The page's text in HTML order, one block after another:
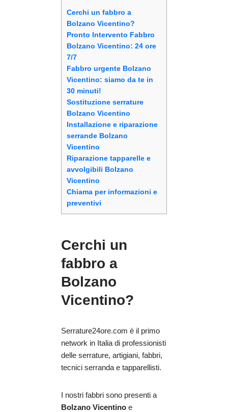
Cerchi un fabbro a
Bolzano Vicentino?
Pronto Intervento Fabbro
Bolzano Vicentino: 24 ore
7/7
Fabbro urgente Bolzano
Vicentino: siamo da te in
30 minuti!
Sostituzione serrature
Bolzano Vicentino
Installazione e riparazione
serrande Bolzano
Vicentino
Riparazione tapparelle e
avvolgibili Bolzano
Vicentino
Chiama per informazioni e
preventivi
Cerchi un
fabbro a
Bolzano
Vicentino?
Serrature24ore.com è il primo
network in Italia di professionisti
delle serrature, artigiani, fabbri,
tecnici serranda e tapparellisti.
I nostri fabbri sono presenti a
Bolzano Vicentino e